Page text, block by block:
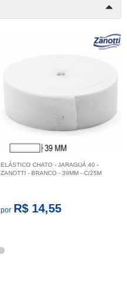
ELÁSTICO CHATO - JARAGUÁ 40 -
ZANOTTI - BRANCO - 39MM - C/25M
por R$ 14,55